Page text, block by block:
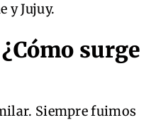
y Jujuy.
surge
Siempre fuimos